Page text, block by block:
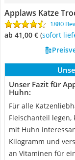
Applaws Katze
1880
ab 41,00 € ( Sofort
Unser Fazit für
Huhn:
Für alle
Fleischanteil
mit Huhn
Kilogramm und
an Vitaminen für